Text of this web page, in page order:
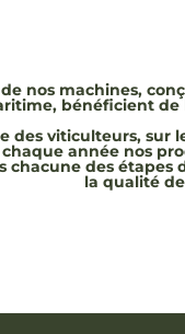
nos machines,
bénéficient de
des viticulteurs, sur
année nos
chacune des
la qualité